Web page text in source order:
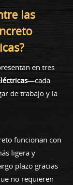
las
en tres
—cada
de trabajo y la
funcionan con
ligera y
plazo gracias
no requieren